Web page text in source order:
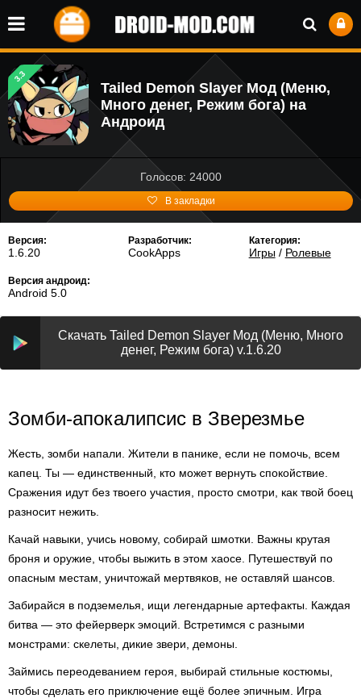
3.3
Tailed Demon Slayer Мод (Меню,
Много денег, Режим бога) на
Андроид
Голосов: 24000
В закладки
Версия:
1.6.20
Разработчик:
CookApps
Категория:
Игры/ Ролевые
Версия андроид:
Android 5.0
Скачать Tailed Demon Slayer Мод (Меню, Много
денег, Режим бога) v.1.6.20
Зомби-апокалипсис в Зверезмье
Жесть, зомби напали. Жители в панике, если не помочь, всем
капец. Ты — единственный, кто может вернуть спокойствие.
Сражения идут без твоего участия, просто смотри, как твой боец
разносит нежить.
Качай навыки, учись новому, собирай шмотки. Важны крутая
броня и оружие, чтобы выжить в этом хаосе. Путешествуй по
опасным местам, уничтожай мертвяков, не оставляй шансов.
Забирайся в подземелья, ищи легендарные артефакты. Каждая
битва — это фейерверк эмоций. Встретимся с разными
монстрами: скелеты, дикие звери, демоны.
Займись переодеванием героя, выбирай стильные костюмы,
чтобы сделать его приключение ещё более эпичным. Игра